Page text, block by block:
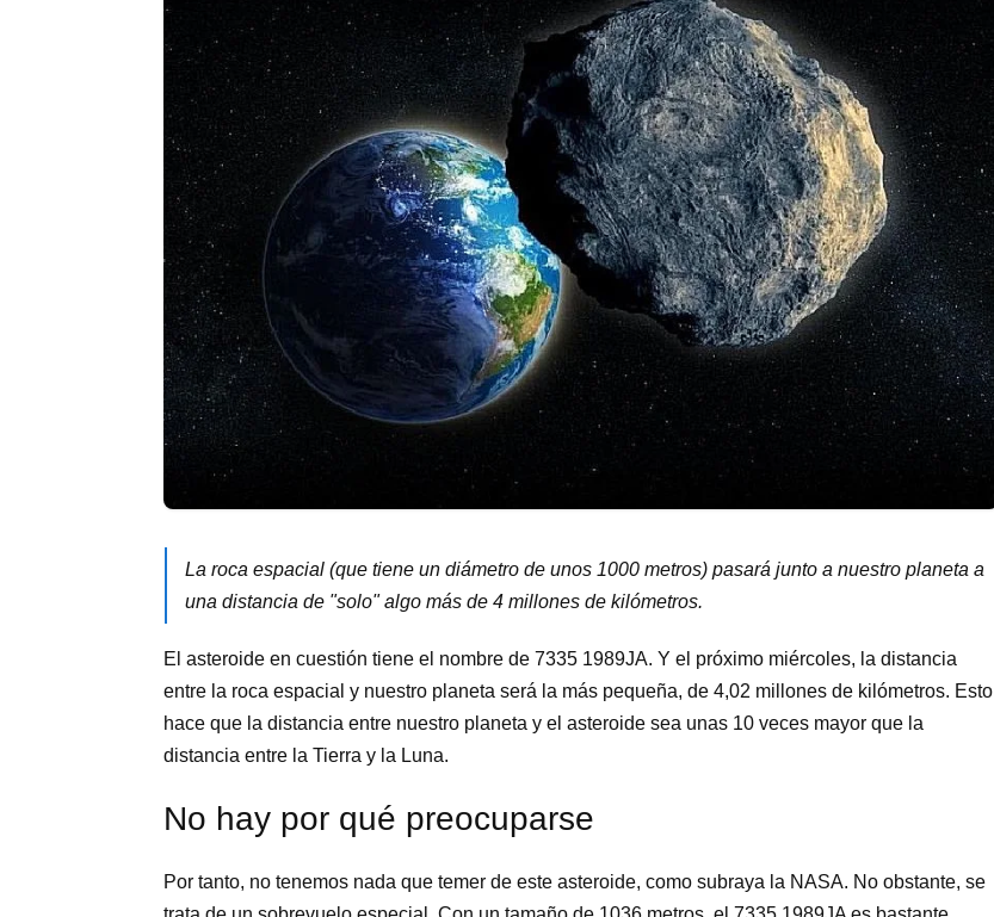
La roca espacial (que tiene un diámetro de unos 1000 metros) pasará junto a nuestro planeta a
una distancia de "solo" algo más de 4 millones de kilómetros.
El asteroide en cuestión tiene el nombre de 7335 1989JA. Y el próximo miércoles, la distancia
entre la roca espacial y nuestro planeta será la más pequeña, de 4,02 millones de kilómetros. Esto
hace que la distancia entre nuestro planeta y el asteroide sea unas 10 veces mayor que la
distancia entre la Tierra y la Luna.
No hay por qué preocuparse
Por tanto, no tenemos nada que temer de este asteroide, como subraya la NASA. No obstante, se